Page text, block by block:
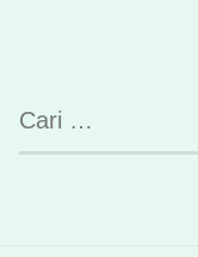
Cari
untuk: